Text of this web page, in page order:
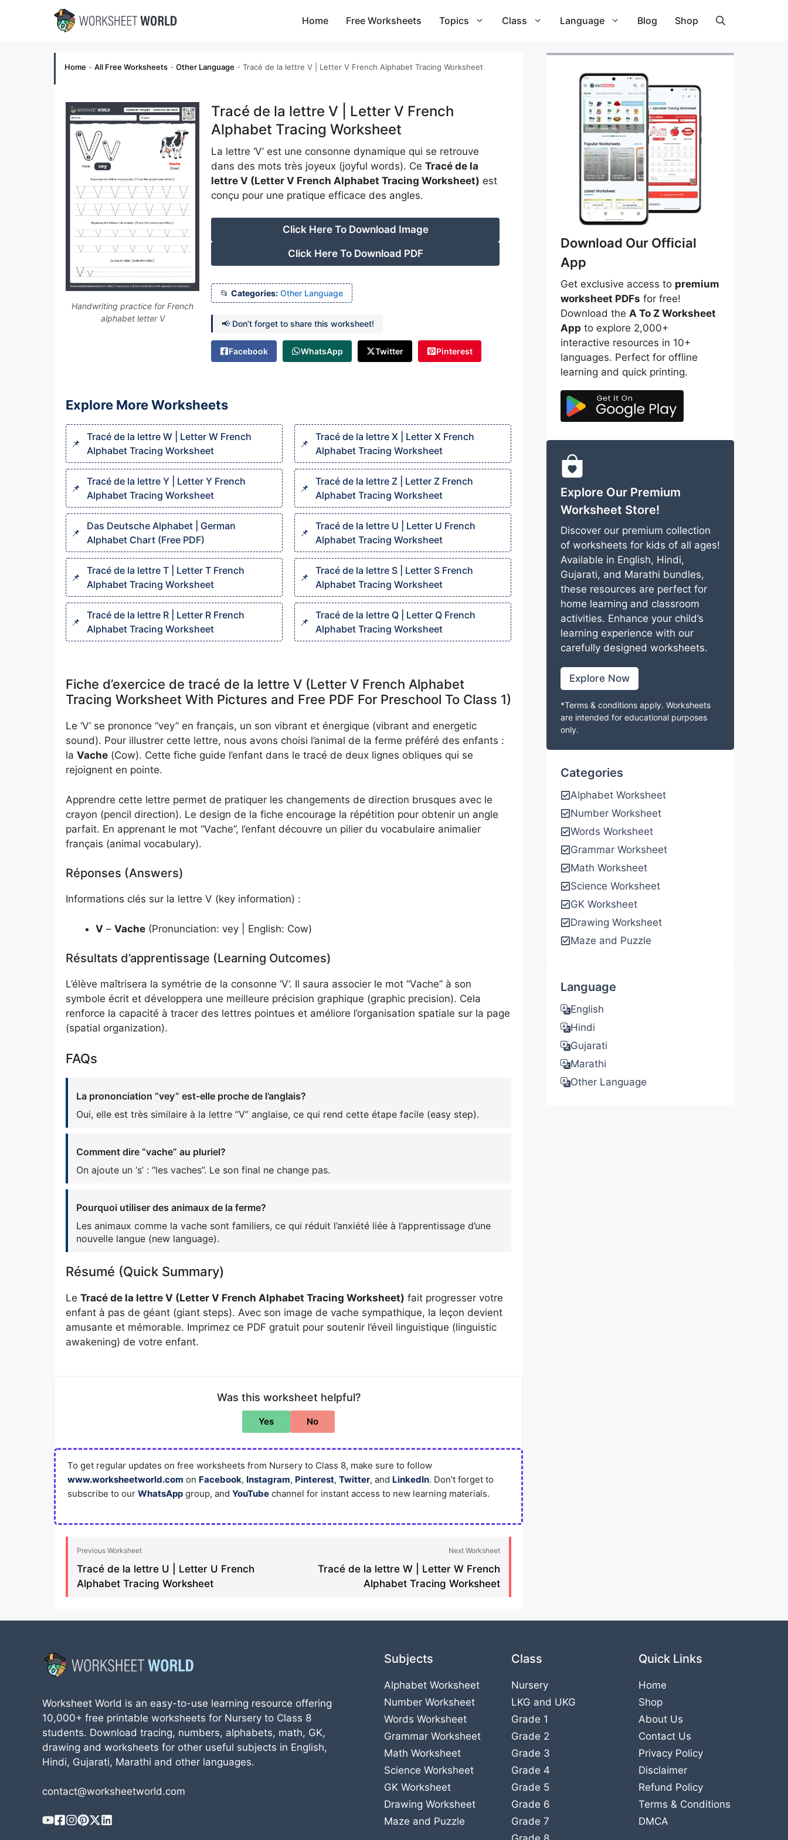
Home Free Worksheets Topics Class Language Blog Shop
Home - All Free Worksheets - Other Language - Tracé de la lettre V | Letter V French Alphabet Tracing Worksheet
Handwriting practice for French
alphabet letter V
Tracé de la lettre V | Letter V French
Alphabet Tracing Worksheet
La lettre ‘V’ est une consonne dynamique qui se retrouve
dans des mots très joyeux (joyful words). Ce Tracé de la
lettre V (Letter V French Alphabet Tracing Worksheet) est
conçu pour une pratique efficace des angles.
Click Here To Download Image
Click Here To Download PDF
Categories: Other Language
📢 Don’t forget to share this worksheet!
Facebook WhatsApp Twitter Pinterest
Explore More Worksheets
Tracé de la lettre W | Letter W French
Alphabet Tracing Worksheet
Tracé de la lettre X | Letter X French
Alphabet Tracing Worksheet
Tracé de la lettre Y | Letter Y French
Alphabet Tracing Worksheet
Tracé de la lettre Z | Letter Z French
Alphabet Tracing Worksheet
Das Deutsche Alphabet | German
Alphabet Chart (Free PDF)
Tracé de la lettre U | Letter U French
Alphabet Tracing Worksheet
Tracé de la lettre T | Letter T French
Alphabet Tracing Worksheet
Tracé de la lettre S | Letter S French
Alphabet Tracing Worksheet
Tracé de la lettre R | Letter R French
Alphabet Tracing Worksheet
Tracé de la lettre Q | Letter Q French
Alphabet Tracing Worksheet
Fiche d’exercice de tracé de la lettre V (Letter V French Alphabet
Tracing Worksheet With Pictures and Free PDF For Preschool To Class 1)
Le ‘V’ se prononce “vey” en français, un son vibrant et énergique (vibrant and energetic
sound). Pour illustrer cette lettre, nous avons choisi l’animal de la ferme préféré des enfants :
la Vache (Cow). Cette fiche guide l’enfant dans le tracé de deux lignes obliques qui se
rejoignent en pointe.
Apprendre cette lettre permet de pratiquer les changements de direction brusques avec le
crayon (pencil direction). Le design de la fiche encourage la répétition pour obtenir un angle
parfait. En apprenant le mot “Vache”, l’enfant découvre un pilier du vocabulaire animalier
français (animal vocabulary).
Réponses (Answers)
Informations clés sur la lettre V (key information) :
V – Vache (Pronunciation: vey | English: Cow)
Résultats d’apprentissage (Learning Outcomes)
L’élève maîtrisera la symétrie de la consonne ‘V’. Il saura associer le mot “Vache” à son
symbole écrit et développera une meilleure précision graphique (graphic precision). Cela
renforce la capacité à tracer des lettres pointues et améliore l’organisation spatiale sur la page
(spatial organization).
FAQs
La prononciation “vey” est-elle proche de l’anglais?
Oui, elle est très similaire à la lettre “V” anglaise, ce qui rend cette étape facile (easy step).
Comment dire “vache” au pluriel?
On ajoute un ‘s’ : “les vaches”. Le son final ne change pas.
Pourquoi utiliser des animaux de la ferme?
Les animaux comme la vache sont familiers, ce qui réduit l’anxiété liée à l’apprentissage d’une
nouvelle langue (new language).
Résumé (Quick Summary)
Le Tracé de la lettre V (Letter V French Alphabet Tracing Worksheet) fait progresser votre
enfant à pas de géant (giant steps). Avec son image de vache sympathique, la leçon devient
amusante et mémorable. Imprimez ce PDF gratuit pour soutenir l’éveil linguistique (linguistic
awakening) de votre enfant.
Was this worksheet helpful?
Yes No
To get regular updates on free worksheets from Nursery to Class 8, make sure to follow
www.worksheetworld.com on Facebook, Instagram, Pinterest, Twitter, and LinkedIn. Don’t forget to
subscribe to our WhatsApp group, and YouTube channel for instant access to new learning materials.
Previous Worksheet
Tracé de la lettre U | Letter U French
Alphabet Tracing Worksheet
Next Worksheet
Tracé de la lettre W | Letter W French
Alphabet Tracing Worksheet
Download Our Official
App
Get exclusive access to premium
worksheet PDFs for free!
Download the A To Z Worksheet
App to explore 2,000+
interactive resources in 10+
languages. Perfect for offline
learning and quick printing.
Explore Our Premium
Worksheet Store!
Discover our premium collection
of worksheets for kids of all ages!
Available in English, Hindi,
Gujarati, and Marathi bundles,
these resources are perfect for
home learning and classroom
activities. Enhance your child’s
learning experience with our
carefully designed worksheets.
Explore Now
*Terms & conditions apply. Worksheets
are intended for educational purposes
only.
Categories
Alphabet Worksheet
Number Worksheet
Words Worksheet
Grammar Worksheet
Math Worksheet
Science Worksheet
GK Worksheet
Drawing Worksheet
Maze and Puzzle
Language
English
Hindi
Gujarati
Marathi
Other Language
Worksheet World is an easy-to-use learning resource offering
10,000+ free printable worksheets for Nursery to Class 8
students. Download tracing, numbers, alphabets, math, GK,
drawing and worksheets for other useful subjects in English,
Hindi, Gujarati, Marathi and other languages.
contact@worksheetworld.com
Subjects
Alphabet Worksheet
Number Worksheet
Words Worksheet
Grammar Worksheet
Math Worksheet
Science Worksheet
GK Worksheet
Drawing Worksheet
Maze and Puzzle
Class
Nursery
LKG and UKG
Grade 1
Grade 2
Grade 3
Grade 4
Grade 5
Grade 6
Grade 7
Quick Links
Home
Shop
About Us
Contact Us
Privacy Policy
Disclaimer
Refund Policy
Terms & Conditions
DMCA